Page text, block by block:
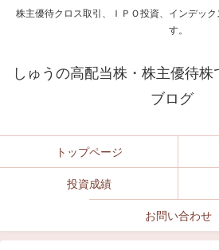
株主優待クロス取引、ＩＰＯ投資、インデッ
す。
しゅうの高配当株・株主優待
ブログ
トップページ
投資成績
お問い合わせ